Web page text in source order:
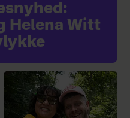
Helena Witt